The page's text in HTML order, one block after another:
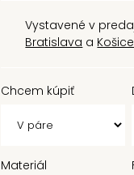
Vystavené v
Bratislava a Košice
Chcem kúpiť
Materiál